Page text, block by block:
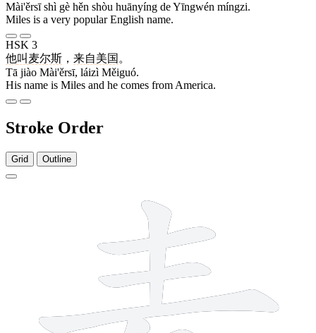
Mài'ěrsī shì gè hěn shòu huānyíng de Yīngwén míngzi.
Miles is a very popular English name.
HSK 3
他叫 麦尔斯 ， 来自美国 。
Tā jiào Mài'ěrsī, láizì Měiguó.
His name is Miles and he comes from America.
Stroke Order
Grid Outline